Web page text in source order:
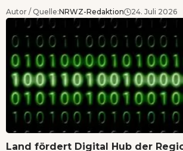
Autor / Quelle:NRWZ-Redaktion 24. Juli 2026
Land fördert Digital Hub der